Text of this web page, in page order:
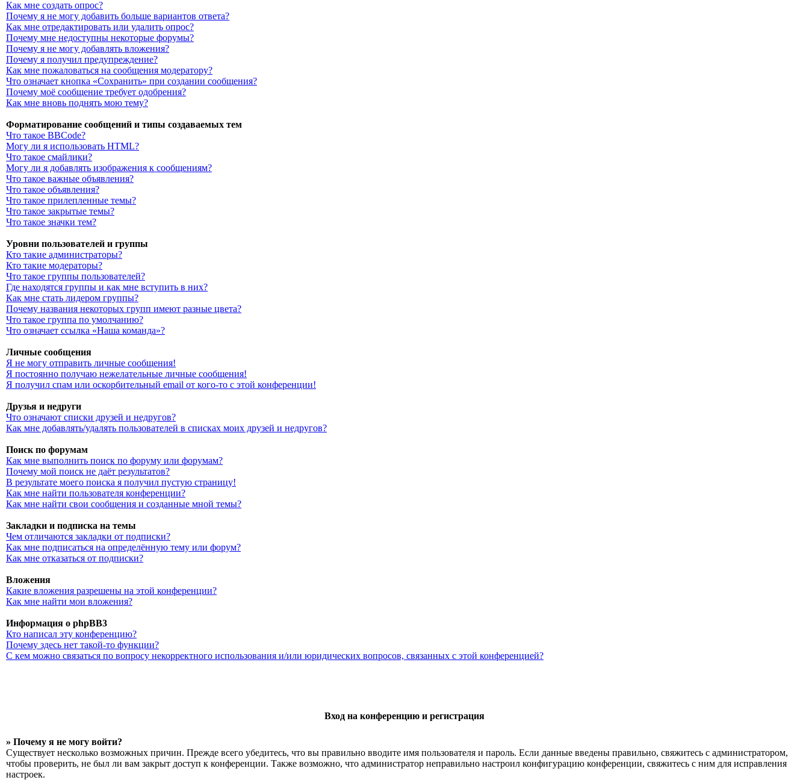
Как мне создать опрос?
Почему я не могу добавить больше вариантов ответа?
Как мне отредактировать или удалить опрос?
Почему мне недоступны некоторые форумы?
Почему я не могу добавлять вложения?
Почему я получил предупреждение?
Как мне пожаловаться на сообщения модератору?
Что означает кнопка «Сохранить» при создании сообщения?
Почему моё сообщение требует одобрения?
Как мне вновь поднять мою тему?
Форматирование сообщений и типы создаваемых тем
Что такое BBCode?
Могу ли я использовать HTML?
Что такое смайлики?
Могу ли я добавлять изображения к сообщениям?
Что такое важные объявления?
Что такое объявления?
Что такое прилепленные темы?
Что такое закрытые темы?
Что такое значки тем?
Уровни пользователей и группы
Кто такие администраторы?
Кто такие модераторы?
Что такое группы пользователей?
Где находятся группы и как мне вступить в них?
Как мне стать лидером группы?
Почему названия некоторых групп имеют разные цвета?
Что такое группа по умолчанию?
Что означает ссылка «Наша команда»?
Личные сообщения
Я не могу отправить личные сообщения!
Я постоянно получаю нежелательные личные сообщения!
Я получил спам или оскорбительный email от кого-то с этой конференции!
Друзья и недруги
Что означают списки друзей и недругов?
Как мне добавлять/удалять пользователей в списках моих друзей и недругов?
Поиск по форумам
Как мне выполнить поиск по форуму или форумам?
Почему мой поиск не даёт результатов?
В результате моего поиска я получил пустую страницу!
Как мне найти пользователя конференции?
Как мне найти свои сообщения и созданные мной темы?
Закладки и подписка на темы
Чем отличаются закладки от подписки?
Как мне подписаться на определённую тему или форум?
Как мне отказаться от подписки?
Вложения
Какие вложения разрешены на этой конференции?
Как мне найти мои вложения?
Информация о phpBB3
Кто написал эту конференцию?
Почему здесь нет такой-то функции?
С кем можно связаться по вопросу некорректного использования и/или юридических вопросов, связанных с этой конференцией?
Вход на конференцию и регистрация
» Почему я не могу войти?
Существует несколько возможных причин. Прежде всего убедитесь, что вы правильно вводите имя пользователя и пароль. Если данные введены правильно, свяжитесь с администратором,
чтобы проверить, не был ли вам закрыт доступ к конференции. Также возможно, что администратор неправильно настроил конфигурацию конференции, свяжитесь с ним для исправления
настроек.